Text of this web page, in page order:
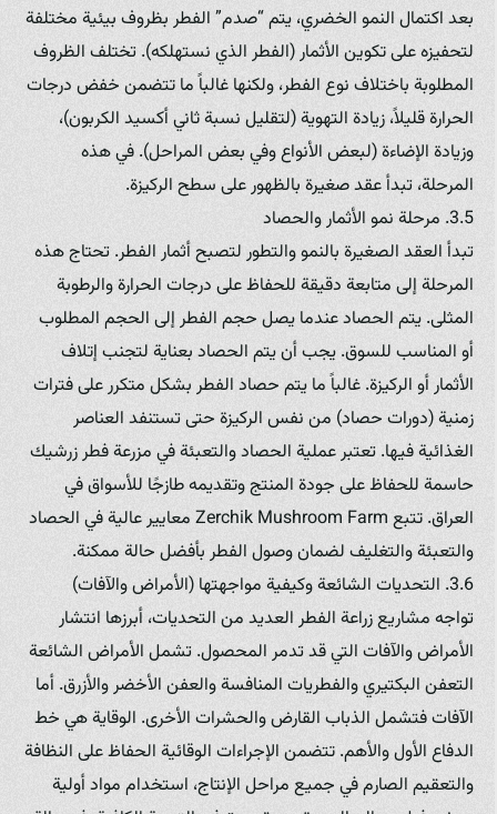
بعد اكتمال النمو الخضري، يتم “صدم” الفطر بظروف بيئية مختلفة
لتحفيزه على تكوين الأثمار (الفطر الذي نستهلكه). تختلف الظروف
المطلوبة باختلاف نوع الفطر، ولكنها غالباً ما تتضمن خفض درجات
الحرارة قليلاً، زيادة التهوية (لتقليل نسبة ثاني أكسيد الكربون)،
وزيادة الإضاءة (لبعض الأنواع وفي بعض المراحل). في هذه
المرحلة، تبدأ عقد صغيرة بالظهور على سطح الركيزة.
3.5. مرحلة نمو الأثمار والحصاد
تبدأ العقد الصغيرة بالنمو والتطور لتصبح أثمار الفطر. تحتاج هذه
المرحلة إلى متابعة دقيقة للحفاظ على درجات الحرارة والرطوبة
المثلى. يتم الحصاد عندما يصل حجم الفطر إلى الحجم المطلوب
أو المناسب للسوق. يجب أن يتم الحصاد بعناية لتجنب إتلاف
الأثمار أو الركيزة. غالباً ما يتم حصاد الفطر بشكل متكرر على فترات
زمنية (دورات حصاد) من نفس الركيزة حتى تستنفد العناصر
الغذائية فيها. تعتبر عملية الحصاد والتعبئة في مزرعة فطر زرشيك
حاسمة للحفاظ على جودة المنتج وتقديمه طازجًا للأسواق في
العراق. تتبع Zerchik Mushroom Farm معايير عالية في الحصاد
والتعبئة والتغليف لضمان وصول الفطر بأفضل حالة ممكنة.
3.6. التحديات الشائعة وكيفية مواجهتها (الأمراض والآفات)
تواجه مشاريع زراعة الفطر العديد من التحديات، أبرزها انتشار
الأمراض والآفات التي قد تدمر المحصول. تشمل الأمراض الشائعة
التعفن البكتيري والفطريات المنافسة والعفن الأخضر والأزرق. أما
الآفات فتشمل الذباب القارض والحشرات الأخرى. الوقاية هي خط
الدفاع الأول والأهم. تتضمن الإجراءات الوقائية الحفاظ على النظافة
والتعقيم الصارم في جميع مراحل الإنتاج، استخدام مواد أولية